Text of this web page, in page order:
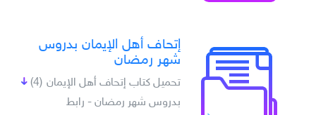
إتحاف أهل الإيمان بدروس
شهر رمضان
(4) تحميل كتاب إتحاف أهل الإيمان
بدروس شهر رمضان - رابط